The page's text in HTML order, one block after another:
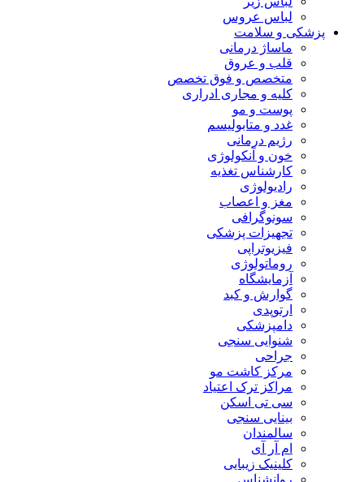
لباس عروس
پزشکی و سلامت
ماساژ درمانی
قلب و عروق
متخصص و فوق تخصص
کلیه و مجاری ادراری
پوست و مو
غدد و متابولیسم
رژیم درمانی
خون و آنکولوژی
کارشناس تغذیه
رادیولوژی
مغز و اعصاب
سونوگرافی
تجهیزات پزشکی
فیزیوتراپی
روماتولوژی
آزمایشگاه
گوارش و کبد
ارتوپدی
دامپزشکی
شنوایی سنجی
جراحی
مرکز کاشت مو
مراکز ترک اعتیاد
سی تی اسکن
بینایی سنجی
سالمندان
ام آر آی
کلینیک زیبایی